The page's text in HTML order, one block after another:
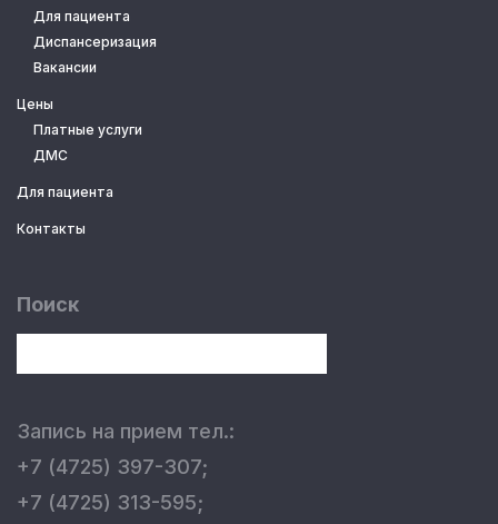
Для пациента
Диспансеризация
Вакансии
Цены
Платные услуги
ДМС
Для пациента
Контакты
Поиск
Запись на прием тел.:
+7 (4725) 397-307;
+7 (4725) 313-595;